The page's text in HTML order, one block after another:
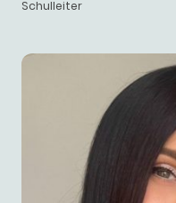
Schulleiter